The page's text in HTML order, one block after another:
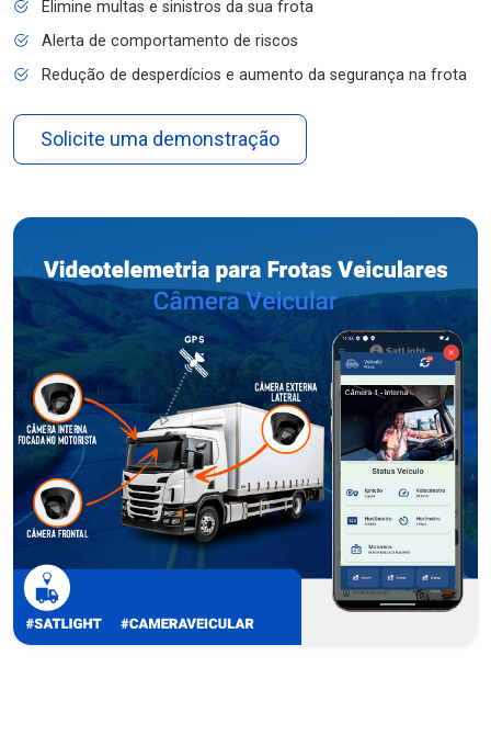
Elimine multas e sinistros da sua frota
Alerta de comportamento de riscos
Redução de desperdícios e aumento da segurança na frota
Solicite uma demonstração